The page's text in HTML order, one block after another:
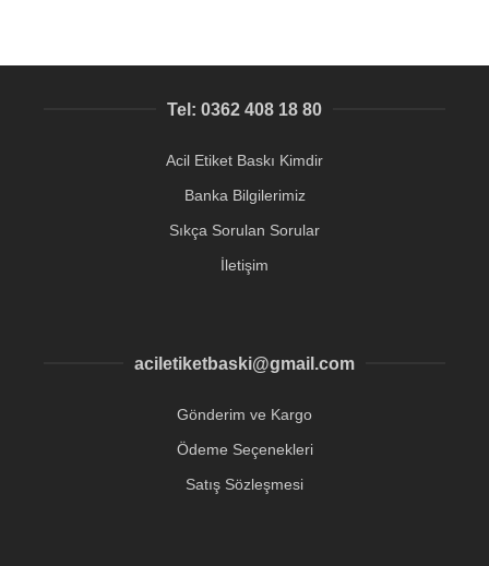
Tel: 0362 408 18 80
Acil Etiket Baskı Kimdir
Banka Bilgilerimiz
Sıkça Sorulan Sorular
İletişim
aciletiketbaski@gmail.com
Gönderim ve Kargo
Ödeme Seçenekleri
Satış Sözleşmesi